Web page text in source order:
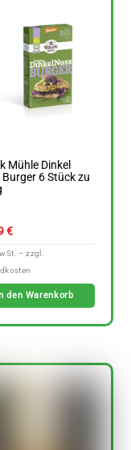
Mühle Dinkel
Burger 6 Stück zu
€
den Warenkorb